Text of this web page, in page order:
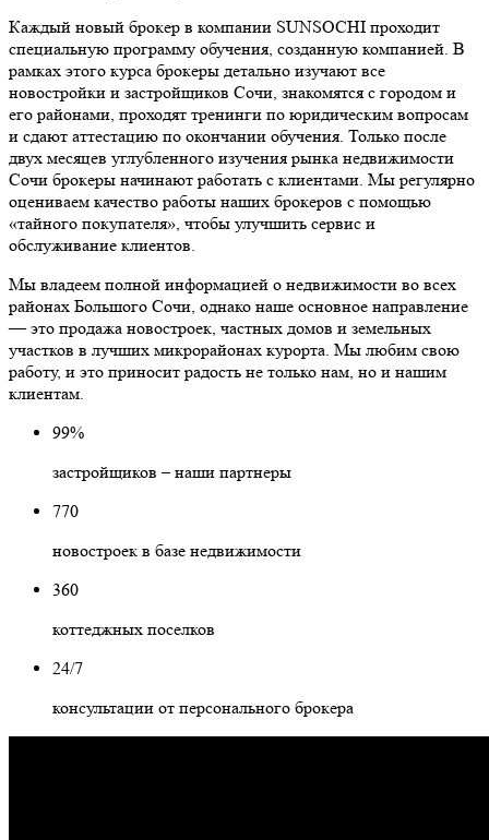
Каждый новый брокер в компании SUNSOCHI проходит
специальную программу обучения, созданную компанией. В
рамках этого курса брокеры детально изучают все
новостройки и застройщиков Сочи, знакомятся с городом и
его районами, проходят тренинги по юридическим вопросам
и сдают аттестацию по окончании обучения. Только после
двух месяцев углубленного изучения рынка недвижимости
Сочи брокеры начинают работать с клиентами. Мы регулярно
оцениваем качество работы наших брокеров с помощью
«тайного покупателя», чтобы улучшить сервис и
обслуживание клиентов.
Мы владеем полной информацией о недвижимости во всех
районах Большого Сочи, однако наше основное направление
— это продажа новостроек, частных домов и земельных
участков в лучших микрорайонах курорта. Мы любим свою
работу, и это приносит радость не только нам, но и нашим
клиентам.
99%
застройщиков – наши партнеры
770
новостроек в базе недвижимости
360
коттеджных поселков
24/7
консультации от персонального брокера